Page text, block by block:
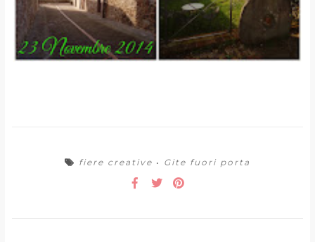
fiere creative • Gite fuori porta